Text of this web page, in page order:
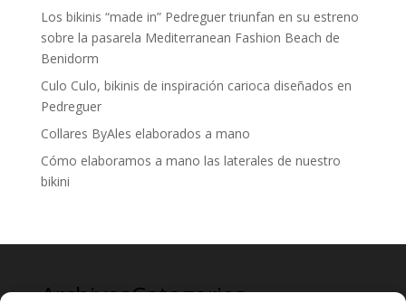
Los bikinis “made in” Pedreguer triunfan en su estreno
sobre la pasarela Mediterranean Fashion Beach de
Benidorm
Culo Culo, bikinis de inspiración carioca diseñados en
Pedreguer
Collares ByAles elaborados a mano
Cómo elaboramos a mano las laterales de nuestro
bikini
ArchivesCategories